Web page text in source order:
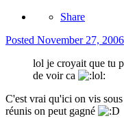
Share
Posted November 27, 2006
lol je croyait que tu
de voir ca
C'est vrai qu'ici on vis
réunis on peut gagné